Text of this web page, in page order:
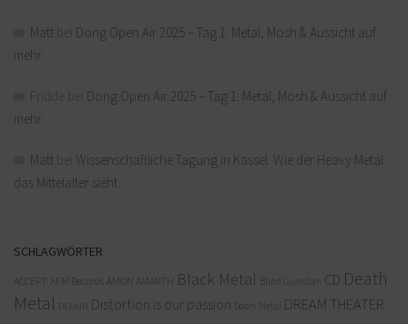
Matt
Dong Open Air 2025 – Tag 1: Metal, Mosh & Aussicht auf
mehr
Dong Open Air 2025 – Tag 1: Metal, Mosh & Aussicht auf
mehr
Matt
Wissenschaftliche Tagung in Kassel: Wie der Heavy Metal
das Mittelalter sieht
SCHLAGWÖRTER
ACCEPT AFM Records AMON AMARTH Black Metal Blind Guardian CD Death
Metal
DELAIN Distortion is our passion Doom Metal DREAM THEATER